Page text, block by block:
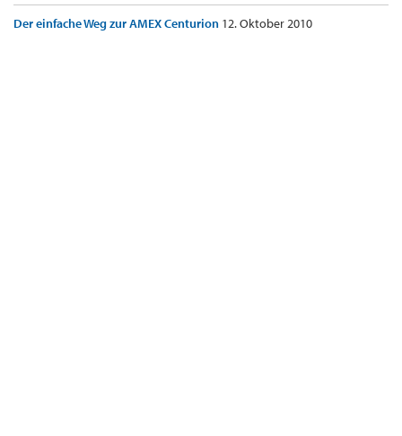
Der einfache Weg zur AMEX Centurion 12. Oktober 2010